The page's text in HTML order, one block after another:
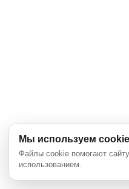
Мы используем cookie
Файлы cookie помогают
использованием.